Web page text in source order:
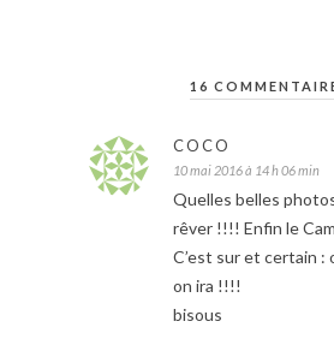
16
COCO
10 mai 2016 à 14 h 06 min
Quelles belles
rêver !!!! Enfin le
C’est sur et certain :
on ira !!!!
bisous